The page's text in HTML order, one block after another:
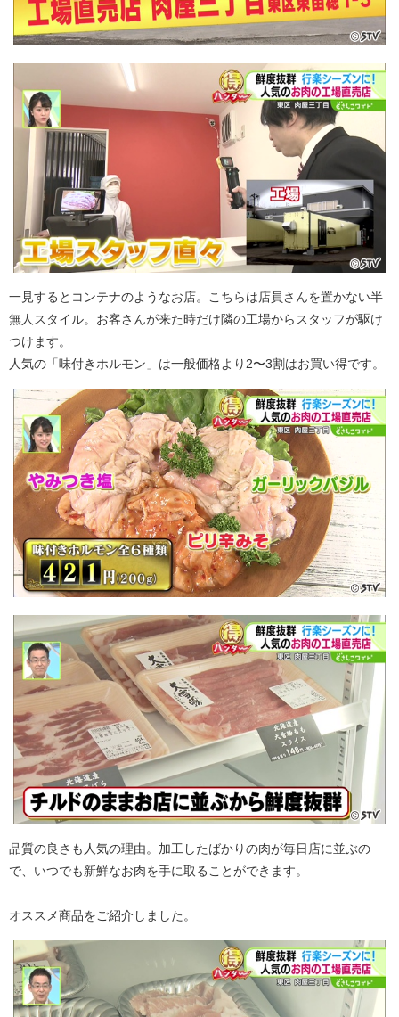
一見するとコンテナのようなお店。こちらは店員さんを置かない半
無人スタイル。お客さんが来た時だけ隣の工場からスタッフが駆け
つけます。
人気の「味付きホルモン」は一般価格より2〜3割はお買い得です。
品質の良さも人気の理由。加工したばかりの肉が毎日店に並ぶの
で、いつでも新鮮なお肉を手に取ることができます。
オススメ商品をご紹介しました。